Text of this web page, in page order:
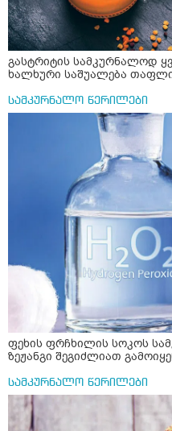
გასტრიტის სამკურნალოდ
ხალხური საშუალება
სამკურნალო წერილები
ფეხის ფრჩხილის სოკოს
ზეჟანგი შეგიძლიათ
სამკურნალო წერილები